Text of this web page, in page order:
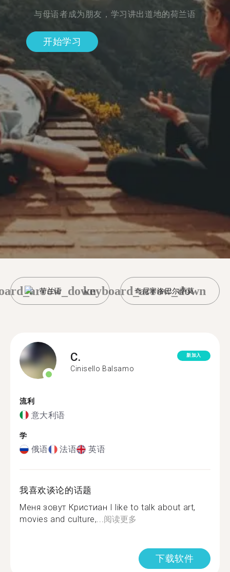
与母语者成为朋友，学习讲出道地的荷兰语
开始学习
荷兰语 奇尼塞洛巴尔萨莫
keyboard_arrow_down
C.
Cinisello Balsamo
新加入
流利
意大利语
学
俄语 法语 英语
我喜欢谈论的话题
Меня зовут Кристиан I like to talk about art,
movies and culture,...阅读更多
下载软件